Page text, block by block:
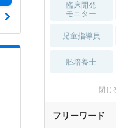
臨床開発
モニター
児童指導員
胚培養士
閉じ
フリーワード